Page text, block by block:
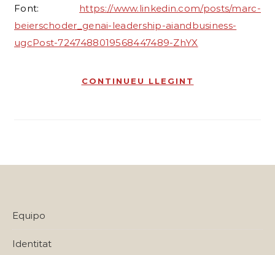
Font: https://www.linkedin.com/posts/marc-
beierschoder_genai-leadership-aiandbusiness-
ugcPost-7247488019568447489-ZhYX
CONTINUEU LLEGINT
Equipo
Identitat